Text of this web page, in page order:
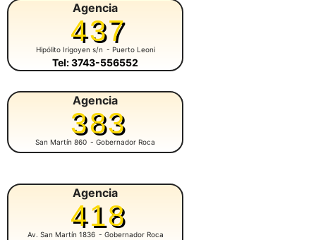
Agencia
437
Hipólito Irigoyen s/n - Puerto Leoni
Tel: 3743-556552
Agencia
383
San Martín 860 - Gobernador Roca
Agencia
418
Av. San Martín 1836 - Gobernador Roca